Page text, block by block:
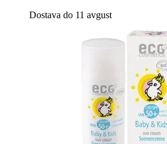
Dostava do 11 avgust